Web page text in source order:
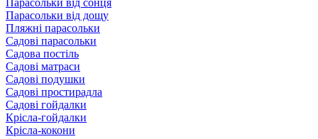
Парасольки від сонця
Парасольки від дощу
Пляжні парасольки
Садові парасольки
Садова постіль
Садові матраси
Садові подушки
Садові простирадла
Садові гойдалки
Крісла-гойдалки
Крісла-кокони